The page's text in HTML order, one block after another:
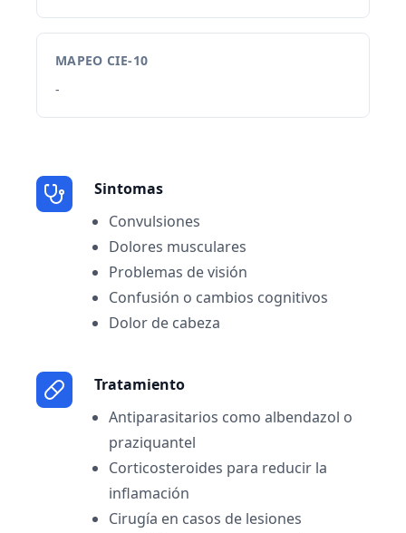
MAPEO CIE-10
-
Sintomas
Convulsiones
Dolores musculares
Problemas de visión
Confusión o cambios cognitivos
Dolor de cabeza
Tratamiento
Antiparasitarios como albendazol o
praziquantel
Corticosteroides para reducir la
inflamación
Cirugía en casos de lesiones